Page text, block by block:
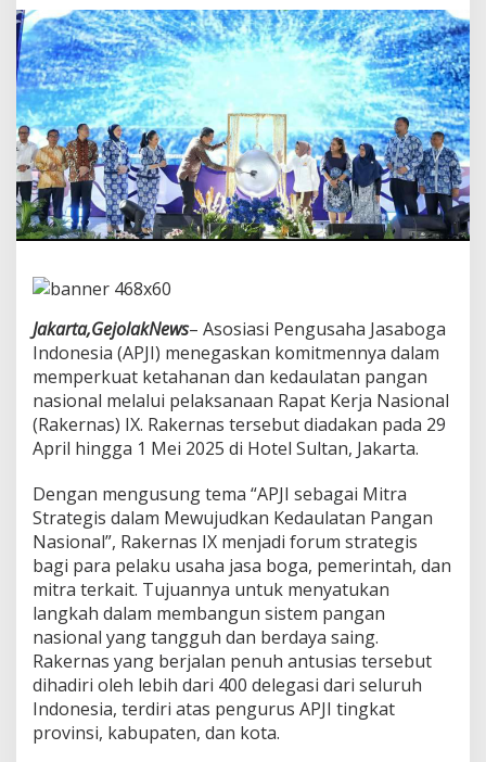
k
a
n
P
e
r
a
n
S
r
a
t
g
s
a
s
a
B
o
g
d
a
l
a
m
K
e
t
a
h
a
n
a
Jakarta,GejolakNews– Asosiasi Pengusaha Jasaboga
Indonesia (APJI) menegaskan komitmennya dalam
memperkuat ketahanan dan kedaulatan pangan
nasional melalui pelaksanaan Rapat Kerja Nasional
(Rakernas) IX. Rakernas tersebut diadakan pada 29
April hingga 1 Mei 2025 di Hotel Sultan, Jakarta.
Dengan mengusung tema “APJI sebagai Mitra
Strategis dalam Mewujudkan Kedaulatan Pangan
Nasional”, Rakernas IX menjadi forum strategis
bagi para pelaku usaha jasa boga, pemerintah, dan
mitra terkait. Tujuannya untuk menyatukan
langkah dalam membangun sistem pangan
nasional yang tangguh dan berdaya saing.
Rakernas yang berjalan penuh antusias tersebut
dihadiri oleh lebih dari 400 delegasi dari seluruh
Indonesia, terdiri atas pengurus APJI tingkat
provinsi, kabupaten, dan kota.